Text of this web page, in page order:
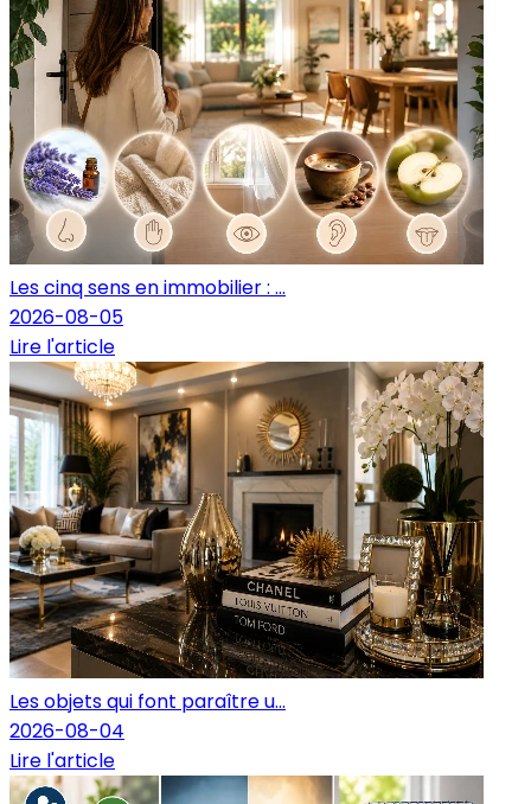
Les cinq sens en immobilier : ...
2026-08-05
Lire l'article
Les objets qui font paraître u...
2026-08-04
Lire l'article